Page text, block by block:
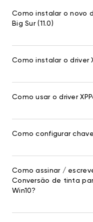
Como instalar o novo
Big Sur (11.0)
Como instalar o driver
Como usar o driver
Como configurar
Como assinar /
Conversão de tinta
Win10?